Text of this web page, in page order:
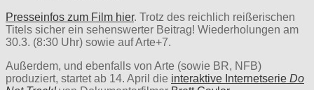
Presseinfos zum Film hier. Trotz des reichlich reißerischen
Titels sicher ein sehenswerter Beitrag! Wiederholungen am
30.3. (8:30 Uhr) sowie auf Arte+7.
Außerdem, und ebenfalls von Arte (sowie BR, NFB)
produziert, startet ab 14. April die interaktive Internetserie Do